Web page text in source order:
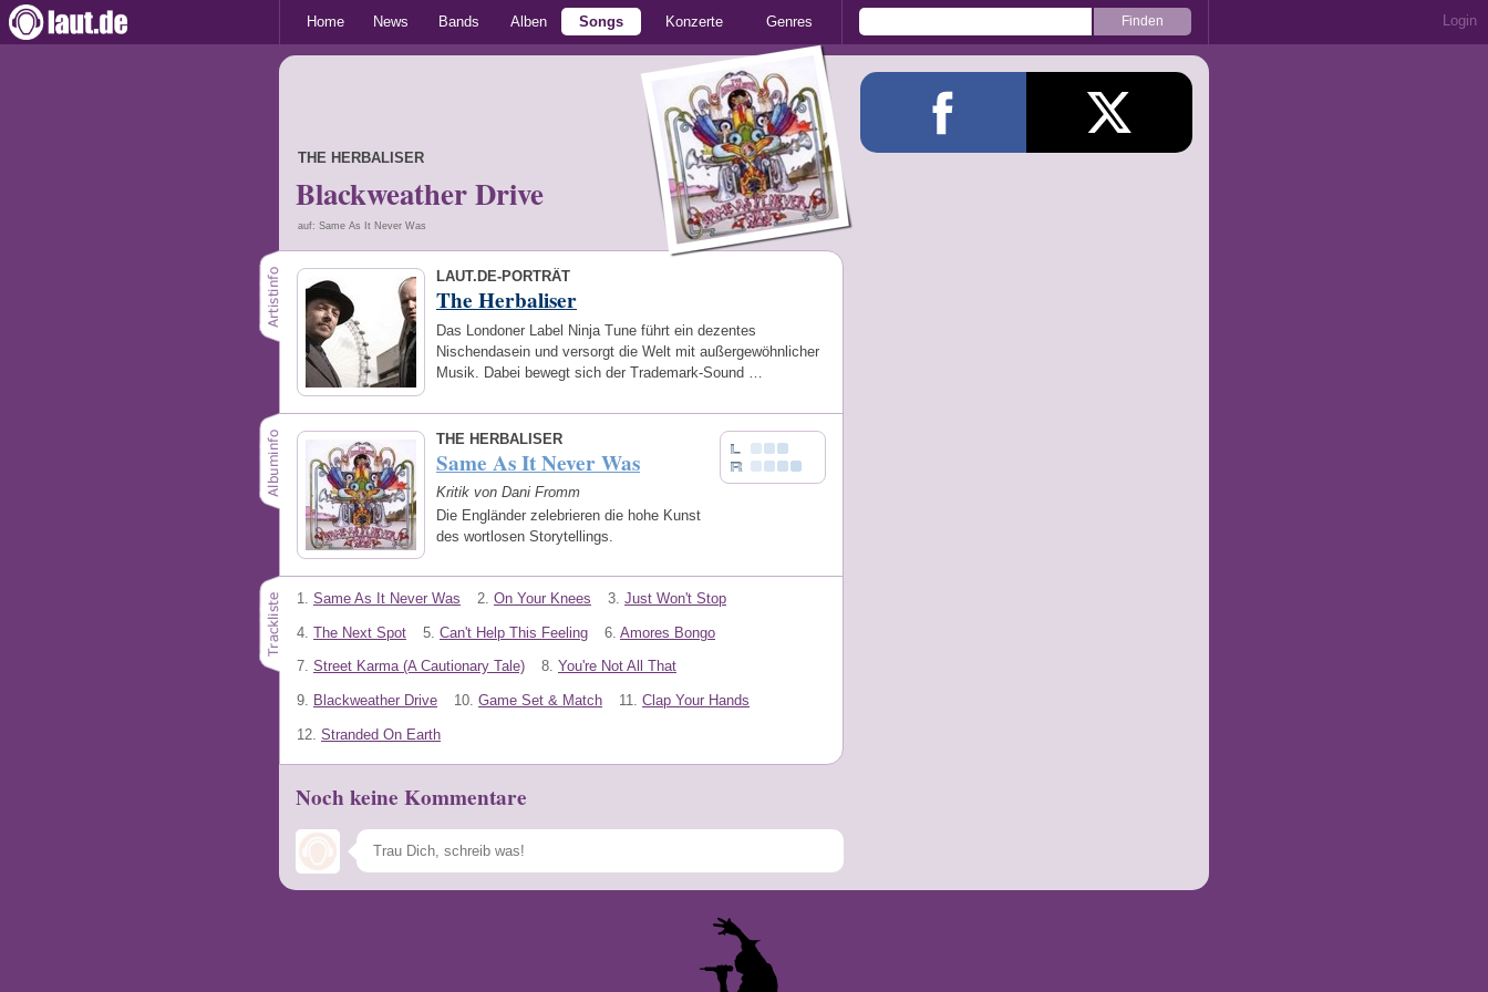
Home News Bands Alben Songs Konzerte Genres Login
THE HERBALISER
Blackweather Drive
auf: Same As It Never Was
LAUT.DE-PORTRÄT
The Herbaliser
Das Londoner Label Ninja Tune führt ein dezentes
Nischendasein und versorgt die Welt mit außergewöhnlicher
Musik. Dabei bewegt sich der Trademark-Sound …
THE HERBALISER
Same As It Never Was
Kritik von Dani Fromm
Die Engländer zelebrieren die hohe Kunst
des wortlosen Storytellings.
1. Same As It Never Was 2. On Your Knees 3. Just Won't Stop
4. The Next Spot 5. Can't Help This Feeling 6. Amores Bongo
7. Street Karma (A Cautionary Tale) 8. You're Not All That
9. Blackweather Drive 10. Game Set & Match 11. Clap Your Hands
12. Stranded On Earth
Noch keine Kommentare
Speichern